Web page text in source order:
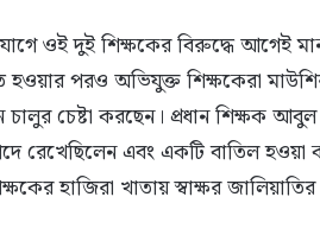
ওই দুই শিক্ষকের বিরুদ্ধে আগেই
হওয়ার পরও অভিযুক্ত শিক্ষকেরা
চেষ্টা করছেন। প্রধান শিক্ষক
রেখেছিলেন এবং একটি বাতিল হওয়া
হাজিরা খাতায় স্বাক্ষর